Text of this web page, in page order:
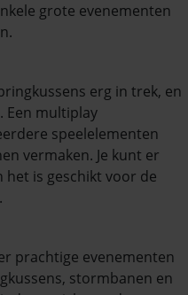
grote evenementen
erg in trek, en
Een multiplay
speelelementen
vermaken. Je kunt er
het is geschikt voor de
prachtige evenementen
stormbanen en